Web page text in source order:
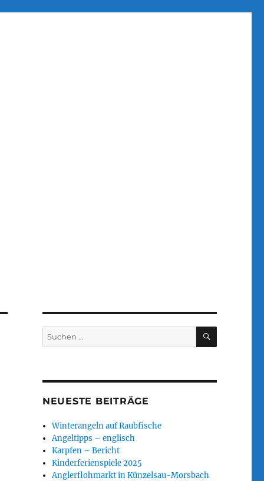
Suchen
nach:
SUCHEN
NEUESTE BEITRÄGE
Winterangeln auf Raubfische
Angeltipps – englisch
Karpfen – Bericht
Kinderferienspiele 2025
Anglerflohmarkt in Künzelsau-Morsbach